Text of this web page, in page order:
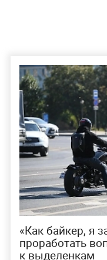
«Как байкер, я
проработать
к выделенкам